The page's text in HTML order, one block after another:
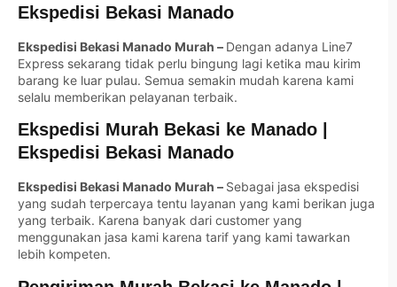
Ekspedisi Bekasi Manado
Ekspedisi Bekasi Manado Murah – Dengan adanya Line7
Express sekarang tidak perlu bingung lagi ketika mau kirim
barang ke luar pulau. Semua semakin mudah karena kami
selalu memberikan pelayanan terbaik.
Ekspedisi Murah Bekasi ke Manado |
Ekspedisi Bekasi Manado
Ekspedisi Bekasi Manado Murah – Sebagai jasa ekspedisi
yang sudah terpercaya tentu layanan yang kami berikan juga
yang terbaik. Karena banyak dari customer yang
menggunakan jasa kami karena tarif yang kami tawarkan
lebih kompeten.